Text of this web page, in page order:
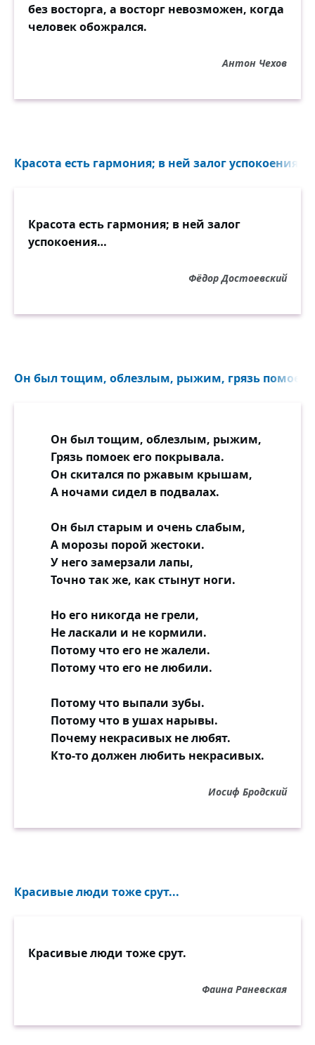
без восторга, а восторг невозможен, когда
человек обожрался.
Антон Чехов
Красота есть гармония; в ней залог успокоения…
Красота есть гармония; в ней залог
успокоения…
Фёдор Достоевский
Он был тощим, облезлым, рыжим, грязь помоек
Он был тощим, облезлым, рыжим,
Грязь помоек его покрывала.
Он скитался по ржавым крышам,
А ночами сидел в подвалах.
Он был старым и очень слабым,
А морозы порой жестоки.
У него замерзали лапы,
Точно так же, как стынут ноги.
Но его никогда не грели,
Не ласкали и не кормили.
Потому что его не жалели.
Потому что его не любили.
Потому что выпали зубы.
Потому что в ушах нарывы.
Почему некрасивых не любят.
Кто-то должен любить некрасивых.
Иосиф Бродский
Красивые люди тоже срут...
Красивые люди тоже срут.
Фаина Раневская